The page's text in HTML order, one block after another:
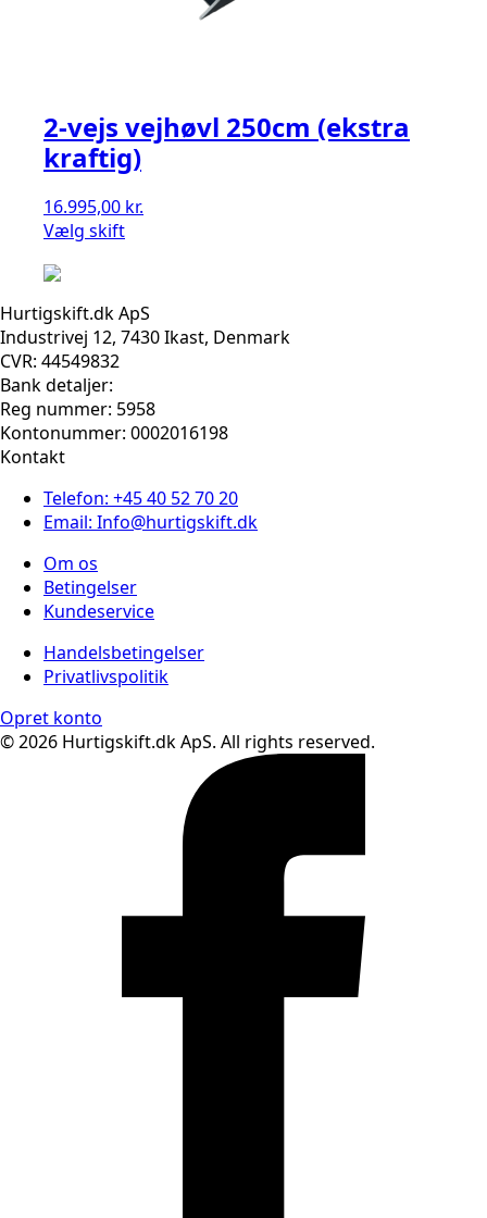
2-vejs vejhøvl 250cm (ekstra
kraftig)
16.995,00 kr.
Vælg skift
Hurtigskift.dk ApS
Industrivej 12, 7430 Ikast, Denmark
CVR: 44549832
Bank detaljer:
Reg nummer: 5958
Kontonummer: 0002016198
Kontakt
Telefon: +45 40 52 70 20
Email: Info@hurtigskift.dk
Om os
Betingelser
Kundeservice
Handelsbetingelser
Privatlivspolitik
Opret konto
© 2026 Hurtigskift.dk ApS. All rights reserved.